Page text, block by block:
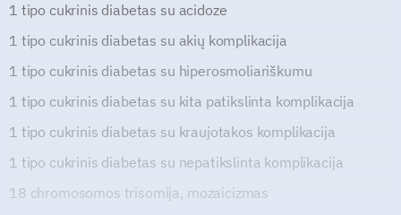
1 tipo cukrinis diabetas su acidoze
1 tipo cukrinis diabetas su akių komplikacija
1 tipo cukrinis diabetas su hiperosmoliariškumu
1 tipo cukrinis diabetas su kita patikslinta komplikacija
1 tipo cukrinis diabetas su kraujotakos komplikacija
1 tipo cukrinis diabetas su nepatikslinta komplikacija
18 chromosomos trisomija, mozaicizmas